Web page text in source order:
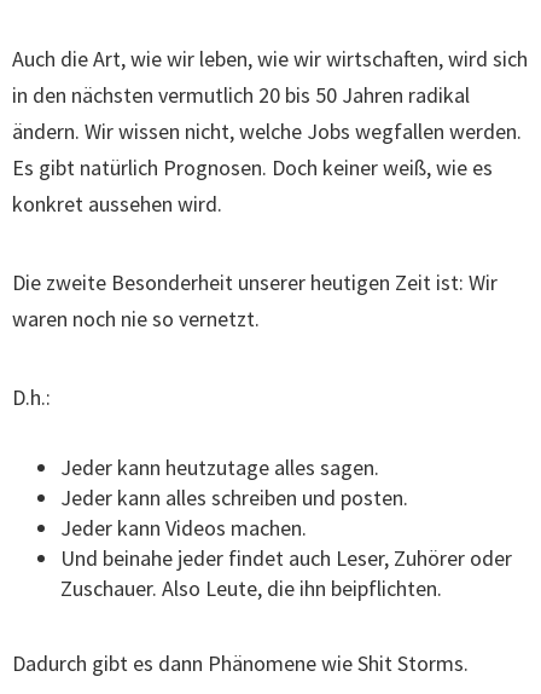
Auch die Art, wie wir leben, wie wir wirtschaften, wird sich
in den nächsten vermutlich 20 bis 50 Jahren radikal
ändern. Wir wissen nicht, welche Jobs wegfallen werden.
Es gibt natürlich Prognosen. Doch keiner weiß, wie es
konkret aussehen wird.
Die zweite Besonderheit unserer heutigen Zeit ist: Wir
waren noch nie so vernetzt.
D.h.:
Jeder kann heutzutage alles sagen.
Jeder kann alles schreiben und posten.
Jeder kann Videos machen.
Und beinahe jeder findet auch Leser, Zuhörer oder
Zuschauer. Also Leute, die ihn beipflichten.
Dadurch gibt es dann Phänomene wie Shit Storms.